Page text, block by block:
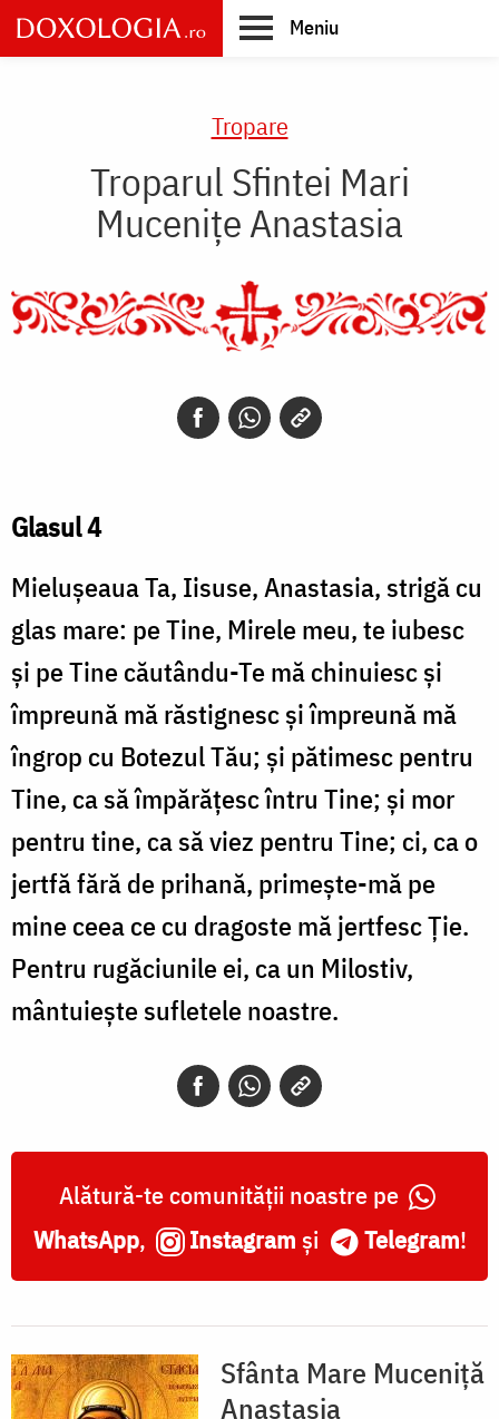
Skip
to
main
Meniu
Tropare
Troparul Sfintei Mari
Mucenițe Anastasia
Glasul 4
Mieluşeaua Ta, Iisuse, Anastasia, strigă cu
glas mare: pe Tine, Mirele meu, te iubesc
și pe Tine căutându-Te mă chinuiesc și
împreună mă răstignesc și împreună mă
îngrop cu Botezul Tău; și pătimesc pentru
Tine, ca să împărățesc întru Tine; și mor
pentru tine, ca să viez pentru Tine; ci, ca o
jertfă fără de prihană, primește-mă pe
mine ceea ce cu dragoste mă jertfesc Ție.
Pentru rugăciunile ei, ca un Milostiv,
mântuiește sufletele noastre.
Alătură-te comunității noastre pe
WhatsApp, Instagram și Telegram!
Sfânta Mare Muceniță
Anastasia